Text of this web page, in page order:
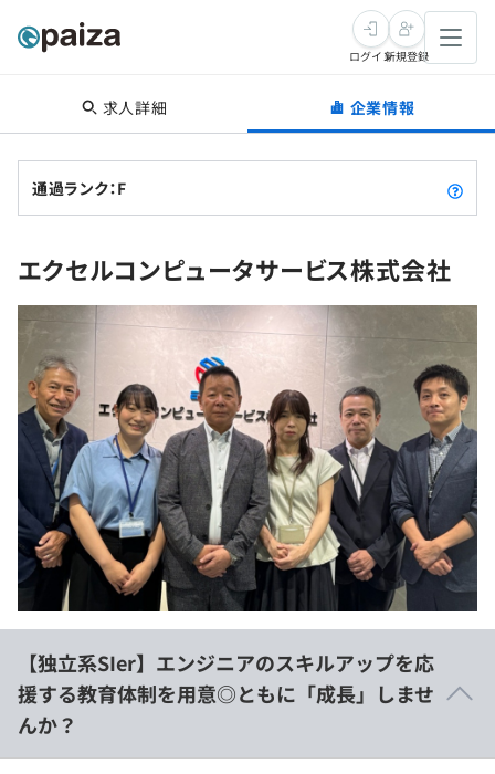
転職・キャリア
転職成功ガイド
転職エージェント
インタビュー
転職成功ガイド
新卒就活
求人検索
本選考
インターン
新卒エージェント
イベント・セミナー
インタビュー
学習
講座一覧
問題集
4択課題
ナレッジ
リファレンス
プラン
個人向けプラン
法人向けプラン
スキルチェック
プログラミング言語
SQL
評価結果一覧
再チャレンジ結果一覧
ゲーム・マンガ
メディア
Tech Team Journal
paiza times
note
paizaとは？
ログイン新規登録
求人詳細 企業情報
通過ランク：F
エクセルコンピュータサービス株式会社
【独立系SIer】エンジニアのスキルアップを応
援する教育体制を用意◎ともに「成長」しませ
んか？